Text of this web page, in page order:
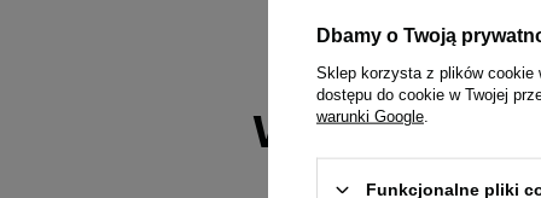
Wybrane
Dbamy o Twoją
Sklep korzysta z plików cookie
dostępu do cookie w Twojej
warunki Google
Funkcjonalne pliki